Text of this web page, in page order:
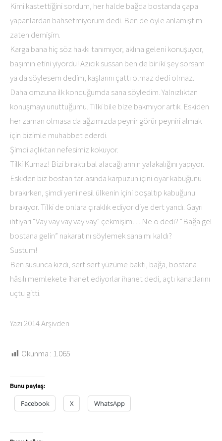
Kimi kastettiğini sordum, her halde bağda bostanda çapa
yapanlardan bahsetmiyorum dedi. Ben de öyle anlamıştım
zaten demişim.
Karga bana hiç söz hakkı tanımıyor, aklına geleni konuşuyor,
başımın etini yiyordu! Azıcık sussan ben de bir iki şey sorsam
ya da söylesem dedim, kaşlarını çattı olmaz dedi olmaz.
Daha omzuna ilk konduğumda sana söyledim. Yalnızlıktan
konuşmayı unuttuğumu. Tilki bile bize bakmıyor artık. Eskiden
her zaman olmasa da ağzımızda peynir görür peyniri almak
için bizimle muhabbet ederdi.
Şimdi açlıktan nefesimiz kokuyor.
Tilki Kurnaz! Bizi bıraktı bal alacağı arının yalakalığını yapıyor.
Eskiden biz bostan tarlasında karpuzun içini oyar kabuğunu
bırakırken, şimdi yeni nesil ülkenin içini boşaltıp kabuğunu
bırakıyor. Tilki de onlara çıraklık ediyor diye dert yandı. Gayrı
ihtiyari “Vay vay vay vay vay” çekmişim… Ne o dedi? “Bağa gel
bostana gelin” nakaratını söylemek sana mı kaldı?
Sustum!
Ben susunca kızdı, sert sert yüzüme baktı, bağa, bostana
hâsılı memlekete ihanet ediyorlar ihanet dedi, açtı kanatlarını
uçtu gitti.
Yazı 2014 Arşivden
Okunma : 1.065
Bunu paylaş:
Facebook X WhatsApp